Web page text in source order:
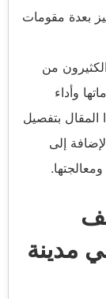
بعدة مقومات
من
وأداء
بتفصيل
إلى
مدينة